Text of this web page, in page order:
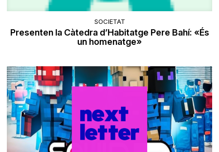
SOCIETAT
Presenten la Càtedra d’Habitatge Pere Bahí: «És
un homenatge»